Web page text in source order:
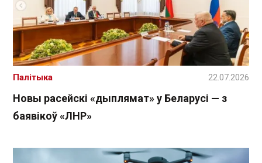
Новы расейскі «дыплямат» у Беларусі — з
баявікоў «ЛНР»
Палітыка 22.07.2026